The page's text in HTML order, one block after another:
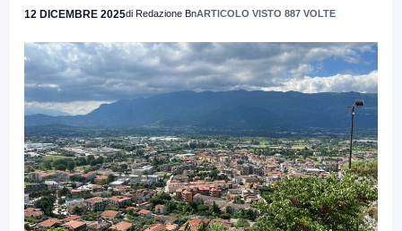
12 DICEMBRE 2025di Redazione BnARTICOLO VISTO 887 VOLTE